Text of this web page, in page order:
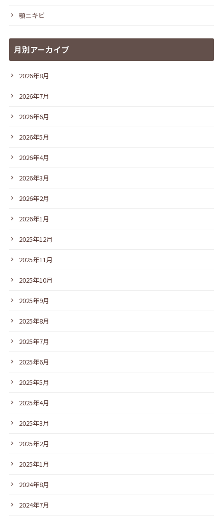
顎ニキビ
月別アーカイブ
2026年8月
2026年7月
2026年6月
2026年5月
2026年4月
2026年3月
2026年2月
2026年1月
2025年12月
2025年11月
2025年10月
2025年9月
2025年8月
2025年7月
2025年6月
2025年5月
2025年4月
2025年3月
2025年2月
2025年1月
2024年8月
2024年7月